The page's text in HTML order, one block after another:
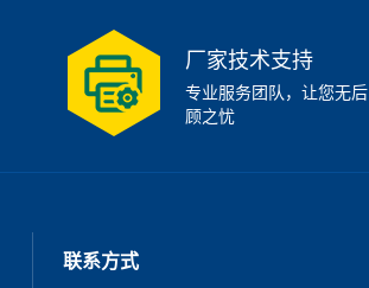
厂家技术支持
专业服务团队，让您无后
顾之忧
联系方式